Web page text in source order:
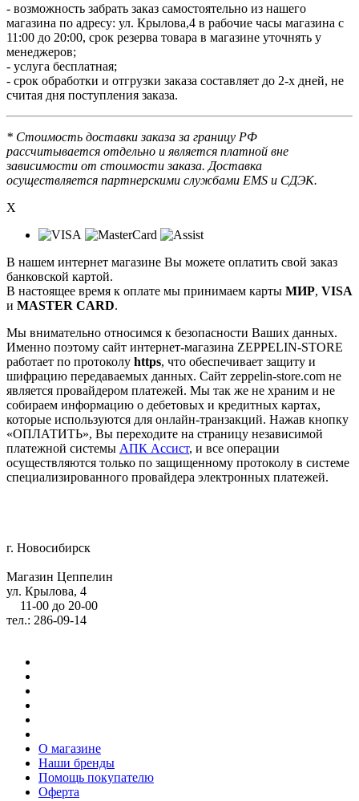
- возможность забрать заказ самостоятельно из нашего
магазина по адресу: ул. Крылова,4 в рабочие часы магазина с
11:00 до 20:00, срок резерва товара в магазине уточнять у
менеджеров;
- услуга бесплатная;
- срок обработки и отгрузки заказа составляет до 2-х дней, не
считая дня поступления заказа.
* Стоимость доставки заказа за границу РФ
рассчитывается отдельно и является платной вне
зависимости от стоимости заказа. Доставка
осуществляется партнерскими службами EMS и СДЭК.
X
В нашем интернет магазине Вы можете оплатить свой заказ
банковской картой.
В настоящее время к оплате мы принимаем карты МИР, VISA
и MASTER CARD.
Мы внимательно относимся к безопасности Ваших данных.
Именно поэтому сайт интернет-магазина ZEPPELIN-STORE
работает по протоколу https, что обеспечивает защиту и
шифрацию передаваемых данных. Сайт zeppelin-store.com не
является провайдером платежей. Мы так же не храним и не
собираем информацию о дебетовых и кредитных картах,
которые используются для онлайн-транзакций. Нажав кнопку
«ОПЛАТИТЬ», Вы переходите на страницу независимой
платежной системы АПК Ассист, и все операции
осуществляются только по защищенному протоколу в системе
специализированного провайдера электронных платежей.
г. Новосибирск
Магазин Цеппелин
ул. Крылова, 4
11-00 до 20-00
тел.: 286-09-14
О магазине
Наши бренды
Помощь покупателю
Оферта